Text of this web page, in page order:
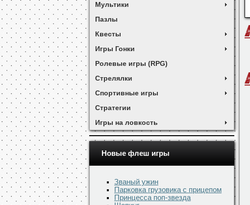
Мультики
Пазлы
Квесты
Игры Гонки
Ролевые игры (RPG)
Стрелялки
Спортивные игры
Стратегии
Игры на ловкость
Новые флеш игры
Званый ужин
Парковка грузовика с прицепом
Принцесса поп-звезда